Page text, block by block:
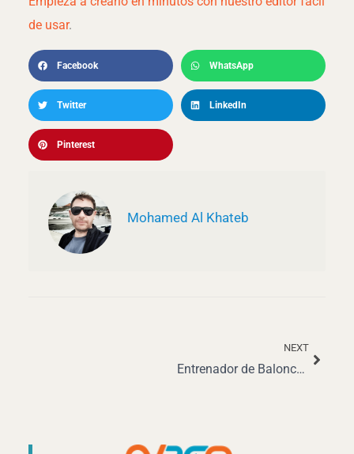
de usar.
Facebook WhatsApp
Twitter LinkedIn
Pinterest
Mohamed Al Khateb
NEXT
Entrenador de Baloncesto: Roles, Salarios y Perspectivas de Carrera